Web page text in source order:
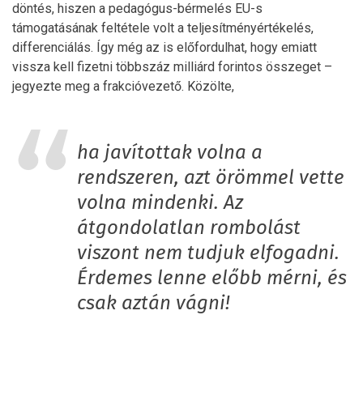
döntés, hiszen a pedagógus-bérmelés EU-s
támogatásának feltétele volt a teljesítményértékelés,
differenciálás. Így még az is előfordulhat, hogy emiatt
vissza kell fizetni többszáz milliárd forintos összeget –
jegyezte meg a frakcióvezető. Közölte,
ha javítottak volna a
rendszeren, azt örömmel vette
volna mindenki. Az
átgondolatlan rombolást
viszont nem tudjuk elfogadni.
Érdemes lenne előbb mérni, és
csak aztán vágni!